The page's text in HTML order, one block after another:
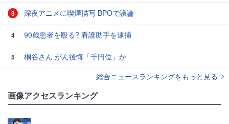
3 深夜アニメに喫煙描写 BPOで議論
4 90歳患者を殴る? 看護助手を逮捕
5
桐谷さん がん後悔「千円位」か
総合ニュースランキングをもっと見る
画像アクセスランキング